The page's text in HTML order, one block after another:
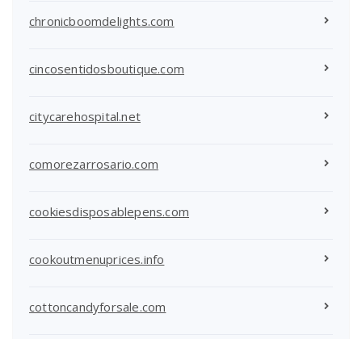
chronicboomdelights.com
cincosentidosboutique.com
citycarehospital.net
comorezarrosario.com
cookiesdisposablepens.com
cookoutmenuprices.info
cottoncandyforsale.com